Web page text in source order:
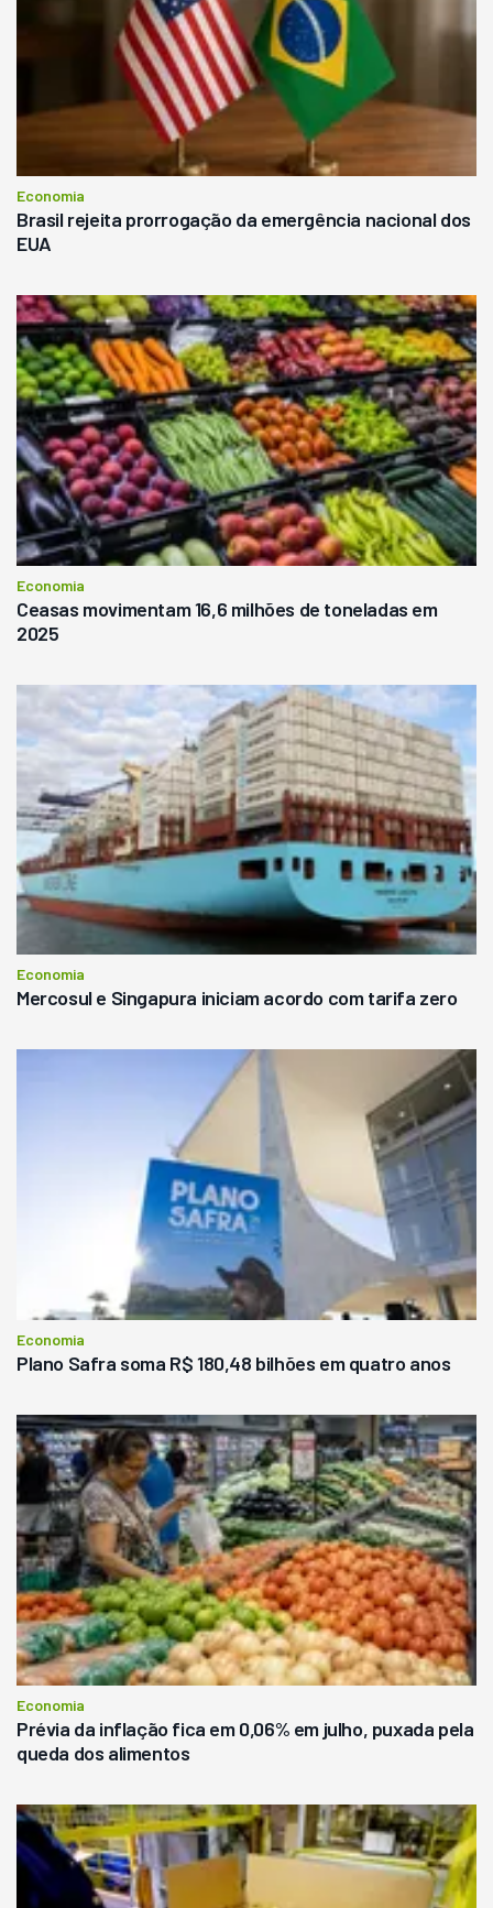
Economia
Brasil rejeita prorrogação da emergência nacional dos
EUA
Economia
Ceasas movimentam 16,6 milhões de toneladas em
2025
Economia
Mercosul e Singapura iniciam acordo com tarifa zero
Economia
Plano Safra soma R$ 180,48 bilhões em quatro anos
Economia
Prévia da inflação fica em 0,06% em julho, puxada pela
queda dos alimentos